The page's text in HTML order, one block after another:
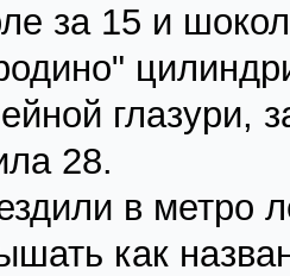
за 15 и
глазури,
28.
в метро
как